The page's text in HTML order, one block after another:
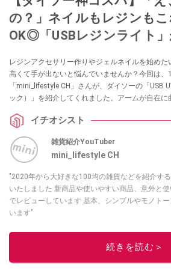
の？」ネイルもレジンも
OK◎「USBレジンライト」
レジンアクセサリー作りやジェルネイルを始め
高くて手が出ないと悩んでいませんか？今回は
「mini_lifestyle CH」さんが、ダイソーの「USB
ック）」を紹介してくれました。アームが自在に
方は必見です！
イチオシスト
雑貨紹介YouTuber
mini_lifestyle CH
"2020年から大好きな100均の雑貨などを紹介す
いたしました 新商品や使いやすい商品、意外と使いにくかった商品など本音
でレビューしています 基本、シンプルやモノトーンの雑貨を多くご紹介して
います"
このイチオ
続きを読む＞